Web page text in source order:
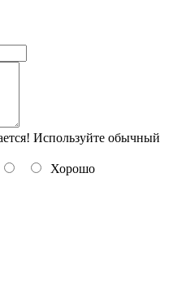
Используйте обычный
Хорошо